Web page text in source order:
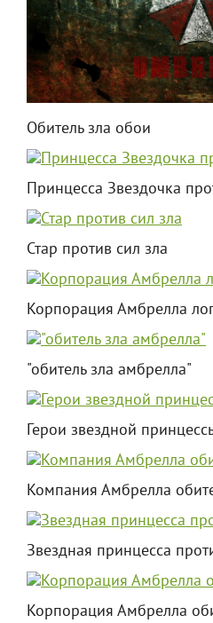
Обитель зла обои
Принцесса Звездочка
Стар против сил зла
Корпорация Амбрелла
"обитель зла амбрелла"
Герои звездной
Компания Амбрелла
Звездная принцесса
Корпорация Амбрелла